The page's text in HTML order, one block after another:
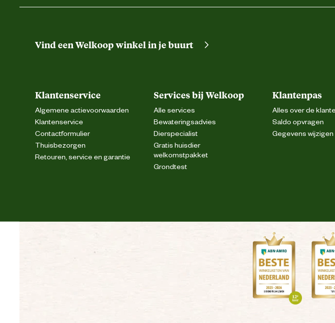
Vind een Welkoop winkel in je buurt
Klantenservice
Algemene actievoorwaarden
Klantenservice
Contactformulier
Thuisbezorgen
Retouren, service en garantie
Services bij Welkoop
Alle services
Bewateringsadvies
Dierspecialist
Gratis huisdier
welkomstpakket
Grondtest
Klantenpas
Alles over de
Saldo opvragen
Gegevens wijzigen